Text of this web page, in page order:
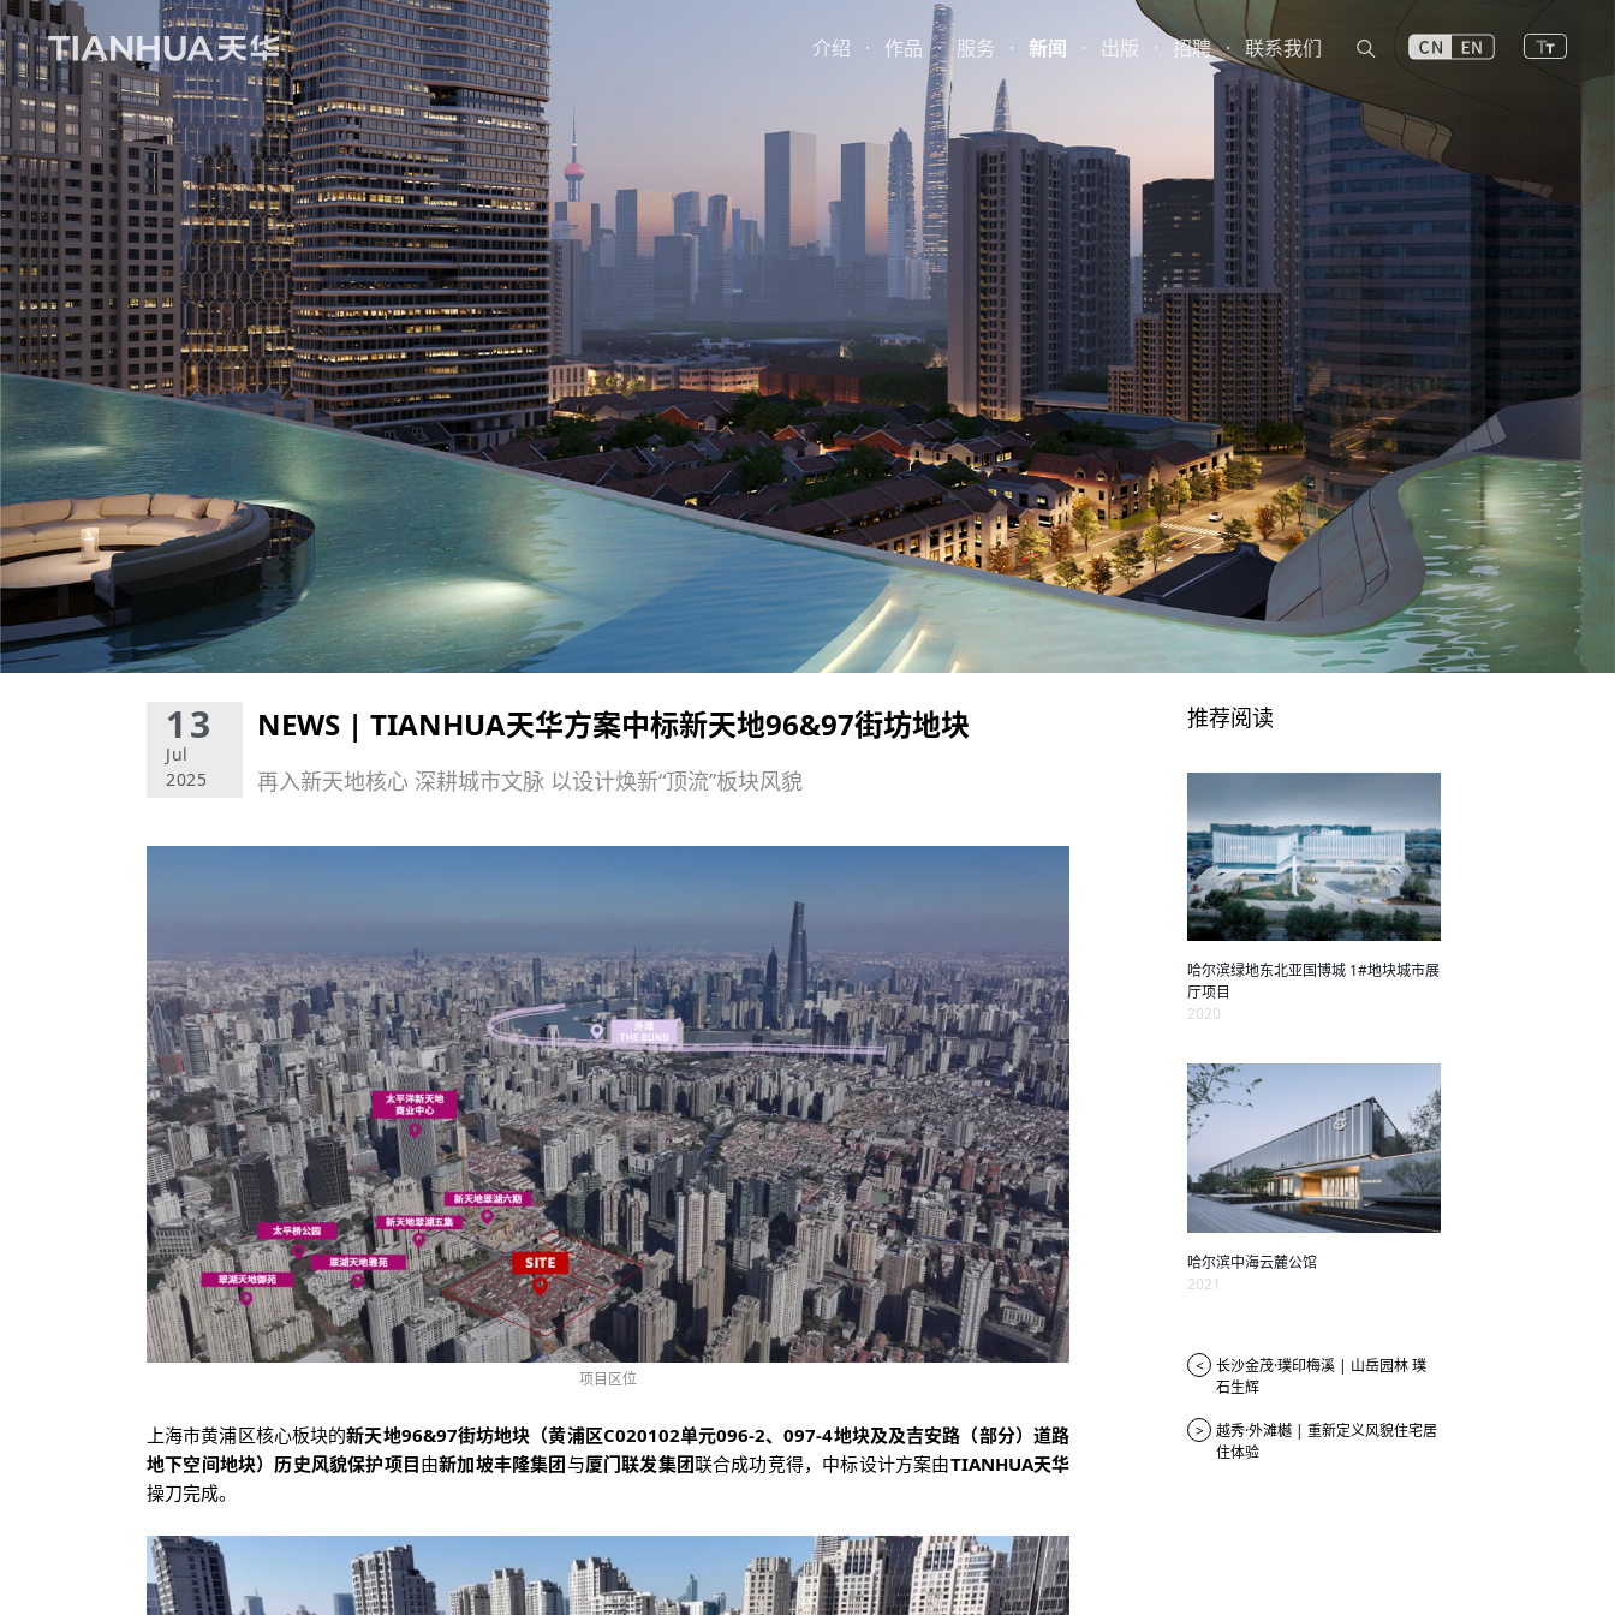
介绍 · 作品 · 服务 · 新闻 · 出版 · 招聘 · 联系我们
13
Jul
2025
NEWS | TIANHUA天华方案中标新天地96&97街坊地块
再入新天地核心 深耕城市文脉 以设计焕新“顶流”板块风貌
项目区位
上海市黄浦区核心板块的新天地96&97街坊地块（黄浦区C020102单元096-2、097-4地块及及吉安路（部分）道路
地下空间地块）历史风貌保护项目由新加坡丰隆集团与厦门联发集团联合成功竞得，中标设计方案由TIANHUA天华
操刀完成。
推荐阅读
哈尔滨绿地东北亚国博城 1#地块城市展
厅项目
2020
哈尔滨中海云麓公馆
2021
<
长沙金茂·璞印梅溪 | 山岳园林 璞
石生辉
>
越秀·外滩樾 | 重新定义风貌住宅居
住体验